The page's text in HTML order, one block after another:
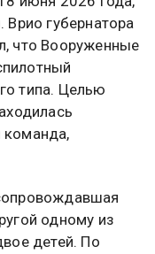
Врио губернатора
что Вооруженные
типа. Целью
команда,
одному из
детей. По